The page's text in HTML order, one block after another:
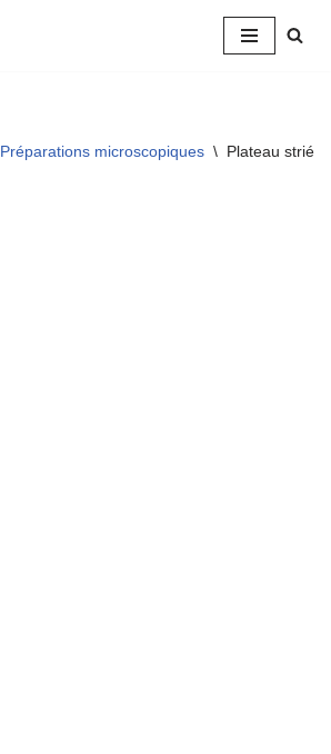
Préparations microscopiques \ Plateau strié,